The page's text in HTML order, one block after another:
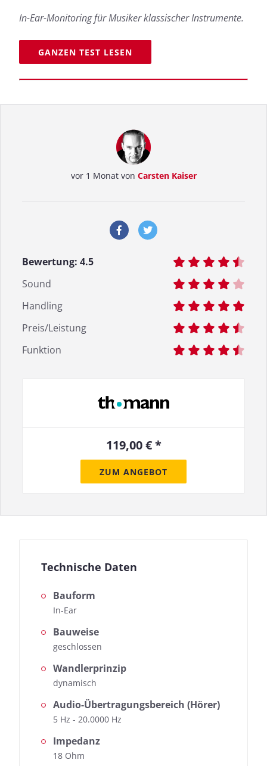
In-Ear-Monitoring für Musiker klassischer Instrumente.
GANZEN TEST LESEN
vor 1 Monat von Carsten Kaiser
Bewertung: 4.5
Sound
Handling
Preis/Leistung
Funktion
119,00 € *
ZUM ANGEBOT
Technische Daten
Bauform
In-Ear
Bauweise
geschlossen
Wandlerprinzip
dynamisch
Audio-Übertragungsbereich (Hörer)
5 Hz - 20.0000 Hz
Impedanz
18 Ohm